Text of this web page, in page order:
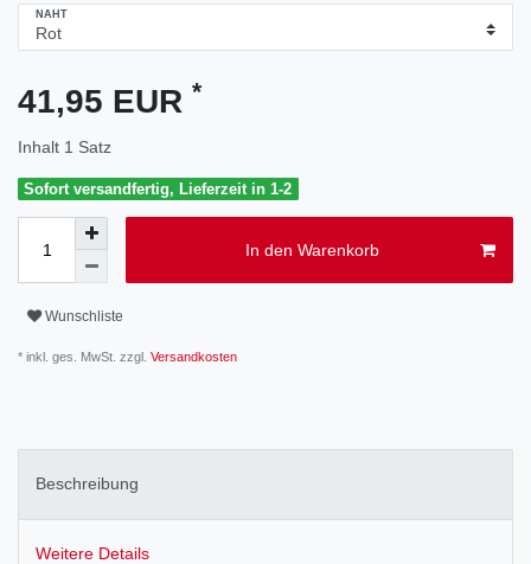
NAHT
41,95 EUR *
Inhalt 1 Satz
Sofort versandfertig, Lieferzeit in 1-2
In den Warenkorb
Wunschliste
* inkl. ges. MwSt. zzgl. Versandkosten
Beschreibung
Weitere Details